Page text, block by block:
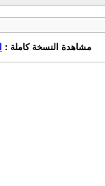
مشاهدة النسخة كاملة :